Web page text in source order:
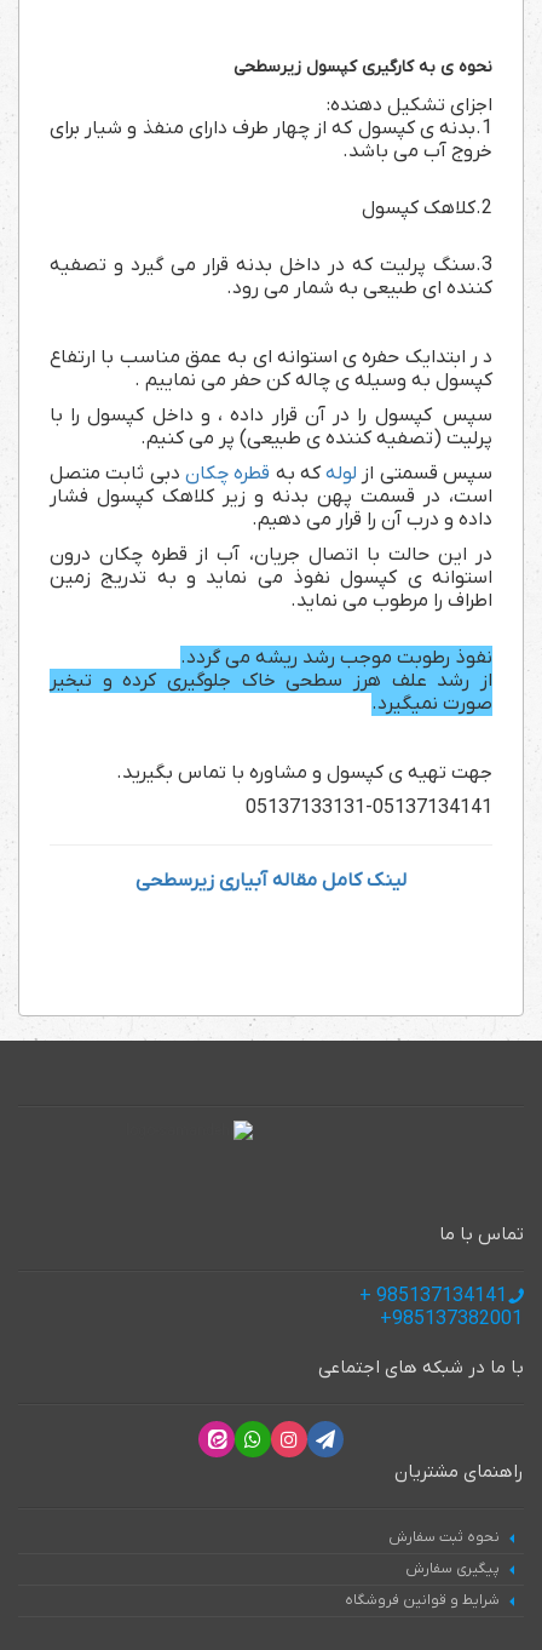
نحوه ی به کارگیری کپسول زیرسطحی
اجزای تشکیل دهنده:
1.بدنه ی کپسول که از چهار طرف دارای منفذ و شیار برای
خروج آب می باشد.
2.کلاهک کپسول
3.سنگ پرلیت که در داخل بدنه قرار می گیرد و تصفیه
کننده ای طبیعی به شمار می رود.
د ر ابتدایک حفره ی استوانه ای به عمق مناسب با ارتفاع
کپسول به وسیله ی چاله کن حفر می نماییم .
سپس کپسول را در آن قرار داده ، و داخل کپسول را با
پرلیت (تصفیه کننده ی طبیعی) پر می کنیم.
سپس قسمتی از لولهکه به قطره چکان دبی ثابت متصل
است، در قسمت پهن بدنه و زیر کلاهک کپسول فشار
داده و درب آن را قرار می دهیم.
در این حالت با اتصال جریان، آب از قطره چکان درون
استوانه ی کپسول نفوذ می نماید و به تدریج زمین
اطراف را مرطوب می نماید.
نفوذ رطوبت موجب رشد ریشه می گردد.
از رشد علف هرز سطحی خاک جلوگیری کرده و تبخیر
صورت نمیگیرد.
جهت تهیه ی کپسول و مشاوره با تماس بگیرید.
05137133131-05137134141
لینک کامل مقاله آبیاری زیرسطحی
تماس با ما
با ما در شبکه های اجتماعی
راهنمای مشتریان
نحوه ثبت سفارش
پیگیری سفارش
شرایط و قوانین فروشگاه